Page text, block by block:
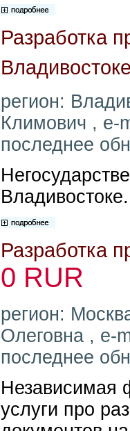
Разработка
регион:
Климович , e-
последнее
Владивостоке.
Разработка
0 RUR
регион:
Олеговна , e-
последнее
Независимая
услуги про